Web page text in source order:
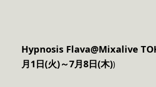
Hypnosis Flava@Mixalive
月1日(火)～7月8日(木))